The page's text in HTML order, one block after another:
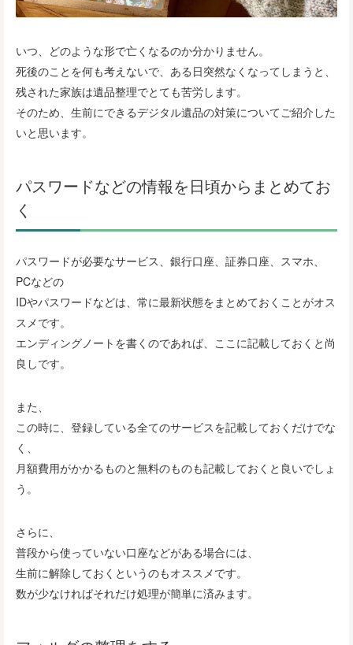
いつ、どのような形で亡くなるのか分かりません。
死後のことを何も考えないで、ある日突然なくなってしまうと、
残された家族は遺品整理でとても苦労します。
そのため、生前にできるデジタル遺品の対策についてご紹介した
いと思います。
パスワードなどの情報を日頃からまとめてお
く
パスワードが必要なサービス、銀行口座、証券口座、スマホ、
PCなどの
IDやパスワードなどは、常に最新状態をまとめておくことがオス
スメです。
エンディングノートを書くのであれば、ここに記載しておくと尚
良しです。
また、
この時に、登録している全てのサービスを記載しておくだけでな
く、
月額費用がかかるものと無料のものも記載しておくと良いでしょ
う。
さらに、
普段から使っていない口座などがある場合には、
生前に解除しておくというのもオススメです。
数が少なければそれだけ処理が簡単に済みます。